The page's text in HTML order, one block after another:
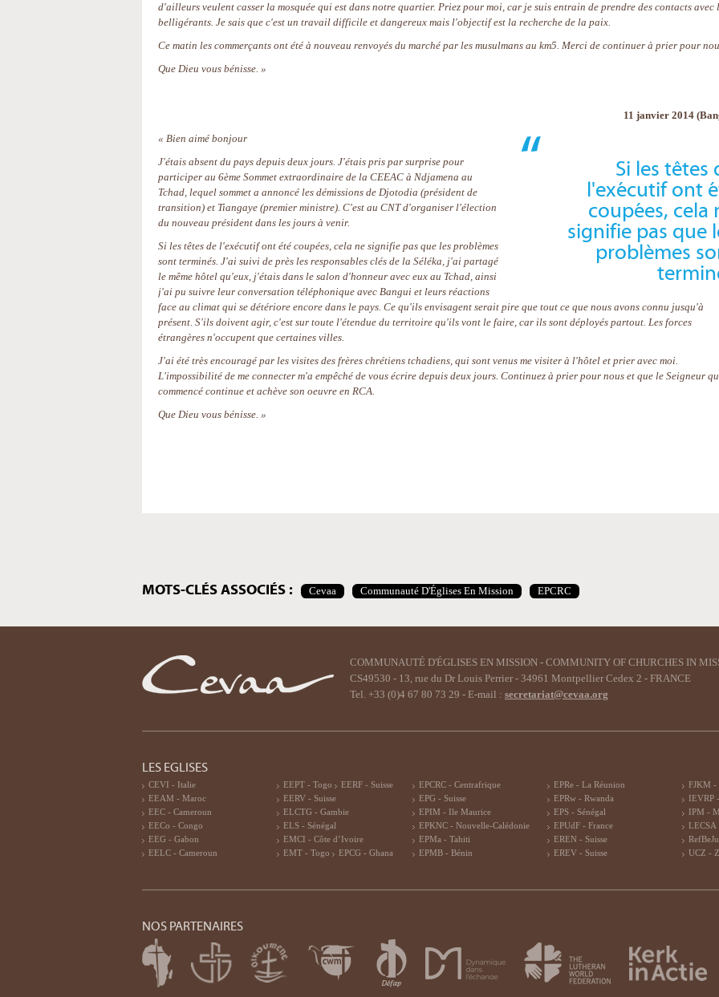
d'ailleurs veulent casser la mosquée qui est dans notre quartier. Priez pour moi, car je suis entrain de prendre des contacts avec
belligérants. Je sais que c'est un travail difficile et dangereux mais l'objectif est la recherche de la paix.
Ce matin les commerçants ont été à nouveau renvoyés du marché par les musulmans au km5. Merci de continuer à prier pour
Que Dieu vous bénisse. »
11 janvier 2014
Si les têtes
l'exécutif ont
coupées, cela
signifie pas que
problèmes
« Bien aimé bonjour
J'étais absent du pays depuis deux jours. J'étais pris par surprise pour
participer au 6ème Sommet extraordinaire de la CEEAC à Ndjamena au
Tchad, lequel sommet a annoncé les démissions de Djotodia (président de
transition) et Tiangaye (premier ministre). C'est au CNT d'organiser l'élection
du nouveau président dans les jours à venir.
Si les têtes de l'exécutif ont été coupées, cela ne signifie pas que les problèmes
sont terminés. J'ai suivi de près les responsables clés de la Séléka, j'ai partagé
le même hôtel qu'eux, j'étais dans le salon d'honneur avec eux au Tchad, ainsi
j'ai pu suivre leur conversation téléphonique avec Bangui et leurs réactions
face au climat qui se détériore encore dans le pays. Ce qu'ils envisagent serait pire que tout ce que nous avons connu jusqu'à
présent. S'ils doivent agir, c'est sur toute l'étendue du territoire qu'ils vont le faire, car ils sont déployés partout. Les forces
étrangères n'occupent que certaines villes.
J'ai été très encouragé par les visites des frères chrétiens tchadiens, qui sont venus me visiter à l'hôtel et prier avec moi.
L'impossibilité de me connecter m'a empêché de vous écrire depuis deux jours. Continuez à prier pour nous et que le Seigneur
commencé continue et achève son oeuvre en RCA.
Que Dieu vous bénisse. »
MOTS-CLÉS ASSOCIÉS : Cevaa Communauté D'Églises En Mission EPCRC
COMMUNAUTÉ D'ÉGLISES EN MISSION - COMMUNITY OF CHURCHES IN
CS49530 - 13, rue du Dr Louis Perrier - 34961 Montpellier Cedex 2 - FRANCE
Tel. +33 (0)4 67 80 73 29 - E-mail : secretariat@cevaa.org
LES EGLISES
CEVI - Italie
EEAM - Maroc
EEC - Cameroun
EECo - Congo
EEG - Gabon
EELC - Cameroun
EEPT - Togo
EERF - Suisse
EERV - Suisse
ELCTG - Gambie
ELS - Sénégal
EMCI - Côte d’Ivoire
EMT - Togo
EPCG - Ghana
EPCRC - Centrafrique
EPG - Suisse
EPIM - Ile Maurice
EPKNC - Nouvelle-Calédonie
EPMa - Tahiti
EPMB - Bénin
EPRe - La Réunion
EPRw - Rwanda
EPS - Sénégal
EPUdF - France
EREN - Suisse
EREV - Suisse
FJKM -
IEVRP
IPM -
LECSA
UCZ -
NOS PARTENAIRES